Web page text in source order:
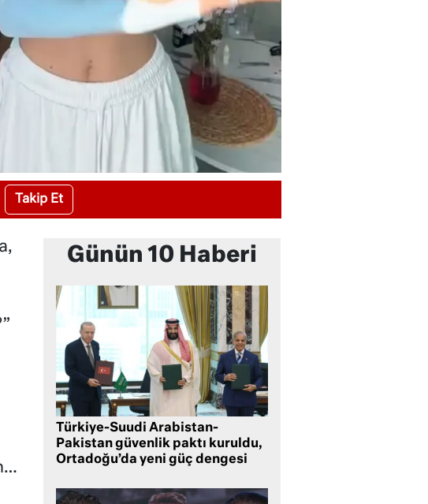
Takip Et
Günün 10 Haberi
Türkiye-Suudi Arabistan-
Pakistan güvenlik paktı kuruldu,
Ortadoğu’da yeni güç dengesi